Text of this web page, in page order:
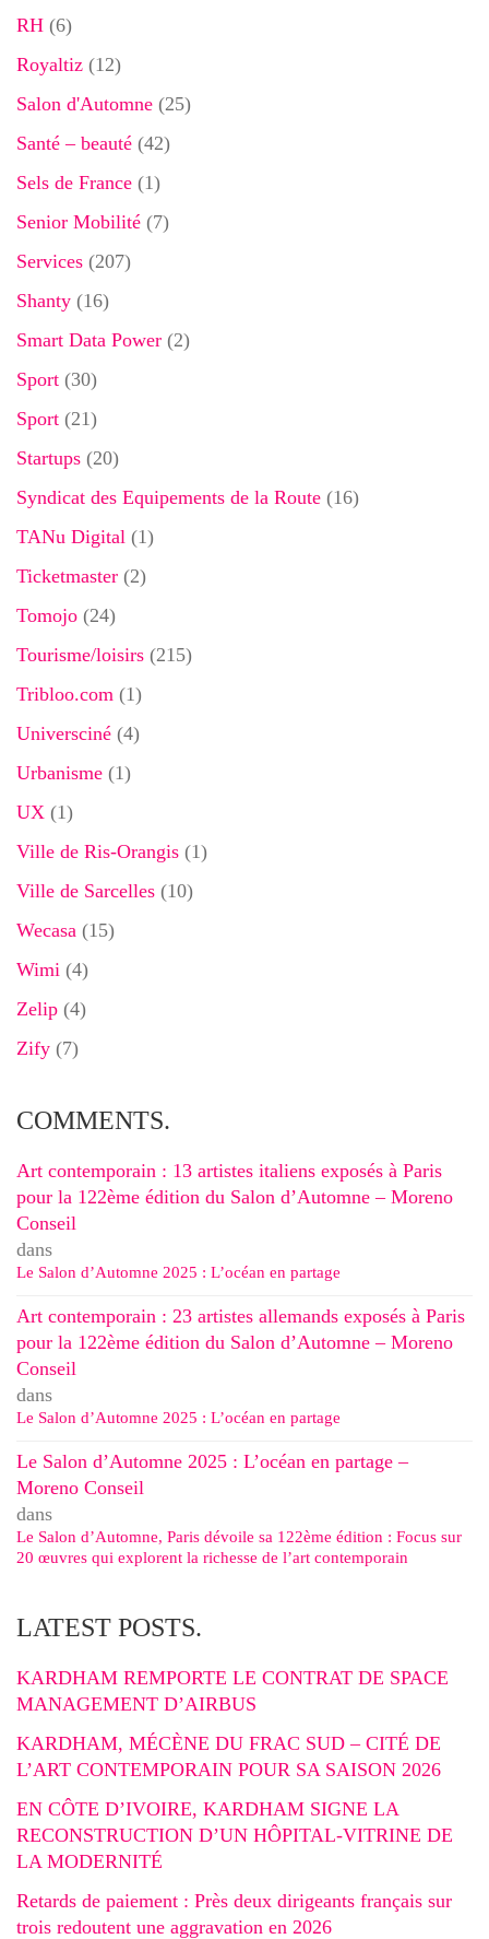
RH (6)
Royaltiz (12)
Salon d'Automne (25)
Santé – beauté (42)
Sels de France (1)
Senior Mobilité (7)
Services (207)
Shanty (16)
Smart Data Power (2)
Sport (30)
Sport (21)
Startups (20)
Syndicat des Equipements de la Route (16)
TANu Digital (1)
Ticketmaster (2)
Tomojo (24)
Tourisme/loisirs (215)
Tribloo.com (1)
Universciné (4)
Urbanisme (1)
UX (1)
Ville de Ris-Orangis (1)
Ville de Sarcelles (10)
Wecasa (15)
Wimi (4)
Zelip (4)
Zify (7)
COMMENTS.
Art contemporain : 13 artistes italiens exposés à Paris
pour la 122ème édition du Salon d’Automne – Moreno
Conseil
dans
Le Salon d’Automne 2025 : L’océan en partage
Art contemporain : 23 artistes allemands exposés à Paris
pour la 122ème édition du Salon d’Automne – Moreno
Conseil
dans
Le Salon d’Automne 2025 : L’océan en partage
Le Salon d’Automne 2025 : L’océan en partage –
Moreno Conseil
dans
Le Salon d’Automne, Paris dévoile sa 122ème édition : Focus sur
20 œuvres qui explorent la richesse de l’art contemporain
LATEST POSTS.
KARDHAM REMPORTE LE CONTRAT DE SPACE
MANAGEMENT D’AIRBUS
KARDHAM, MÉCÈNE DU FRAC SUD – CITÉ DE
L’ART CONTEMPORAIN POUR SA SAISON 2026
EN CÔTE D’IVOIRE, KARDHAM SIGNE LA
RECONSTRUCTION D’UN HÔPITAL-VITRINE DE
LA MODERNITÉ
Retards de paiement : Près deux dirigeants français sur
trois redoutent une aggravation en 2026